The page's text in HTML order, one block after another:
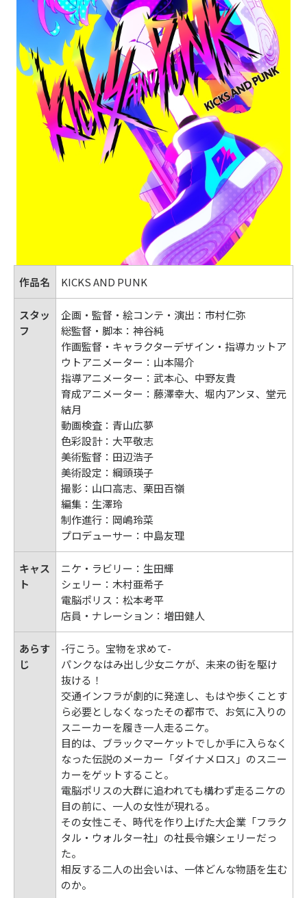
作品名 KICKS AND PUNK
スタッ
フ
企画・監督・絵コンテ・演出：市村仁弥
総監督・脚本：神谷純
作画監督・キャラクターデザイン・指導カットア
ウトアニメーター：山本陽介
指導アニメーター：武本心、中野友貴
育成アニメーター：藤澤幸大、堀内アンヌ、堂元
結月
動画検査：青山広夢
色彩設計：大平敬志
美術監督：田辺浩子
美術設定：綱頭瑛子
撮影：山口高志、栗田百嶺
編集：生澤玲
制作進行：岡嶋玲菜
プロデューサー：中島友理
キャス
ト
ニケ・ラビリー：生田輝
シェリー：木村亜希子
電脳ポリス：松本考平
店員・ナレーション：増田健人
あらす
じ
-行こう。宝物を求めて-
パンクなはみ出し少女ニケが、未来の街を駆け
抜ける！
交通インフラが劇的に発達し、もはや歩くことす
ら必要としなくなったその都市で、お気に入りの
スニーカーを履き一人走るニケ。
目的は、ブラックマーケットでしか手に入らなく
なった伝説のメーカー「ダイナメロス」のスニー
カーをゲットすること。
電脳ポリスの大群に追われても構わず走るニケの
目の前に、一人の女性が現れる。
その女性こそ、時代を作り上げた大企業「フラク
タル・ウォルター社」の社長令嬢シェリーだっ
た。
相反する二人の出会いは、一体どんな物語を生む
のか。